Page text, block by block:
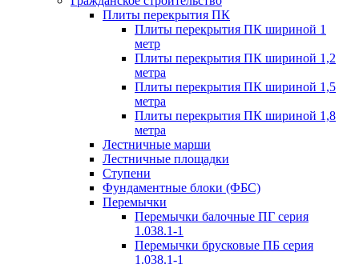
Плиты перекрытия ПК
Плиты перекрытия ПК шириной 1
метр
Плиты перекрытия ПК шириной 1,2
метра
Плиты перекрытия ПК шириной 1,5
метра
Плиты перекрытия ПК шириной 1,8
метра
Лестничные марши
Лестничные площадки
Ступени
Фундаментные блоки (ФБС)
Перемычки
Перемычки балочные ПГ серия
1.038.1-1
Перемычки брусковые ПБ серия
1.038.1-1